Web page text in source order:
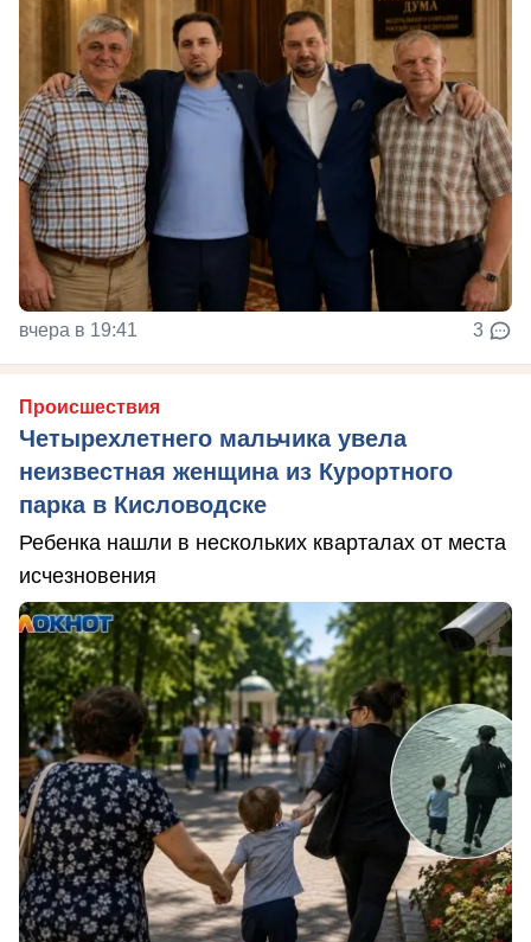
вчера в 19:41 3
Происшествия
Четырехлетнего мальчика увела
неизвестная женщина из Курортного
парка в Кисловодске
Ребенка нашли в нескольких кварталах от места
исчезновения